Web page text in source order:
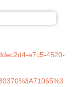
e7c5-4520-